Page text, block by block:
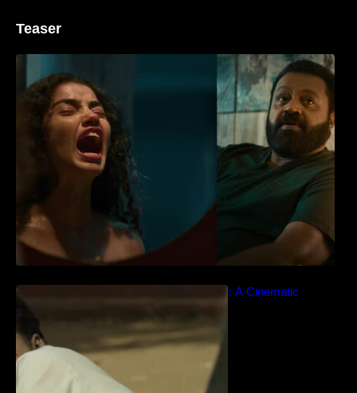
Teaser
‘ജെഎസ്‌കെ’ ടീസർ പുറത്ത്; വക്കീൽ
വേഷത്തിൽ നിറഞ്ഞാടി സുരേഷ് ഗോപി..
Idiyan Chandhu – Teaser: A Cinematic